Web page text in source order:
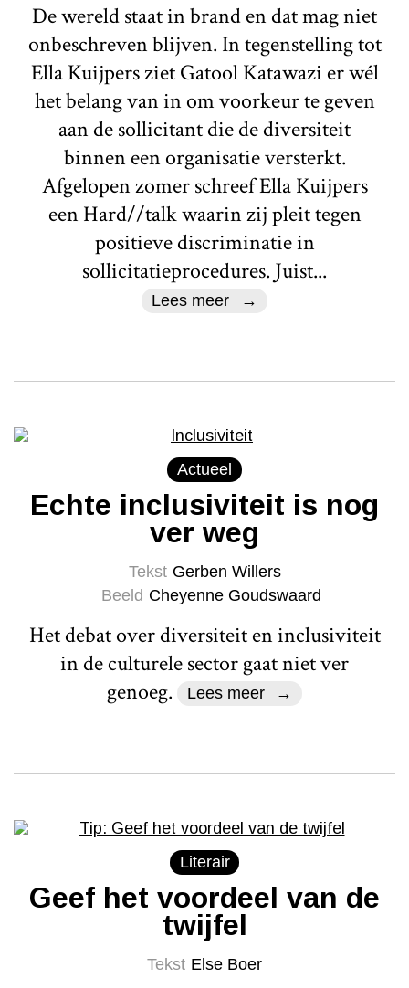
De wereld staat in brand en dat mag niet
onbeschreven blijven. In tegenstelling tot
Ella Kuijpers ziet Gatool Katawazi er wél
het belang van in om voorkeur te geven
aan de sollicitant die de diversiteit
binnen een organisatie versterkt.
Afgelopen zomer schreef Ella Kuijpers
een Hard//talk waarin zij pleit tegen
positieve discriminatie in
sollicitatieprocedures. Juist...
Lees meer
Actueel
Echte inclusiviteit is nog
ver weg
Tekst Gerben Willers
Beeld Cheyenne Goudswaard
Het debat over diversiteit en inclusiviteit
in de culturele sector gaat niet ver
genoeg.
Lees meer
Literair
Geef het voordeel van de
twijfel
Tekst Else Boer